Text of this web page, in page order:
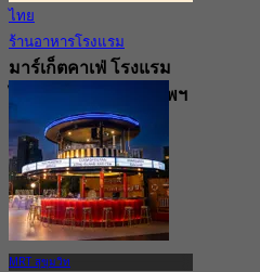
ไทย
ร้านอาหารโรงแรม
มาร์เก็ตคาเฟ่ โรงแรม
ไฮแอท รีเจนซี่ กรุงเทพฯ
สุขุมวิท
4.8
11.9K การจอง
จาก฿ 382.5
MRT สุขุมวิท